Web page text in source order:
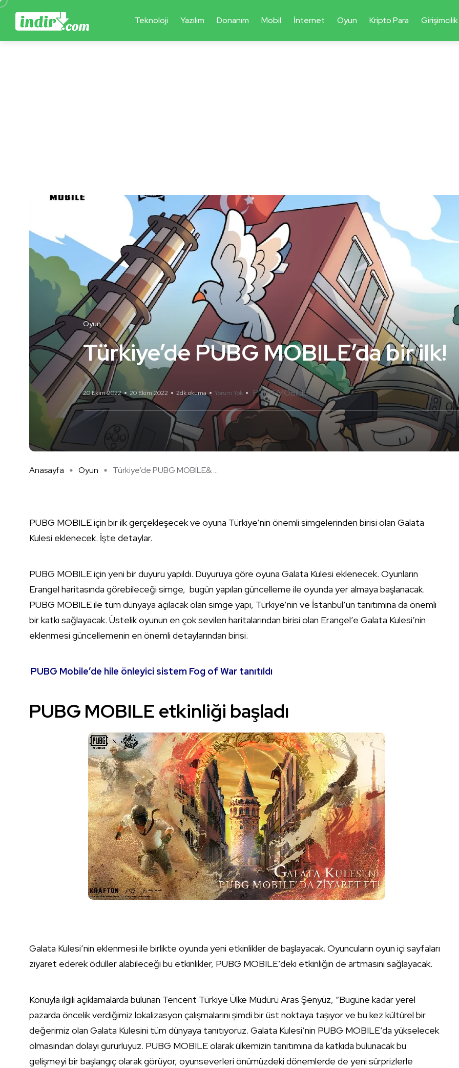
Teknoloji Yazılım Donanım Mobil İnternet Oyun Kripto Para Girişimcilik
Oyun
Türkiye’de PUBG MOBILE’da bir ilk!
20 Ekim 2022 20 Ekim 2022 2dk okuma Yorum Yok PUBG MOBILE
Anasayfa Oyun Türkiye’de PUBG MOBILE& ...
PUBG MOBILE için bir ilk gerçekleşecek ve oyuna Türkiye’nin önemli simgelerinden birisi olan Galata
Kulesi eklenecek. İşte detaylar.
PUBG MOBILE için yeni bir duyuru yapıldı. Duyuruya göre oyuna Galata Kulesi eklenecek. Oyunların
Erangel haritasında görebileceği simge, bugün yapılan güncelleme ile oyunda yer almaya başlanacak.
PUBG MOBILE ile tüm dünyaya açılacak olan simge yapı, Türkiye’nin ve İstanbul’un tanıtımına da önemli
bir katkı sağlayacak. Üstelik oyunun en çok sevilen haritalarından birisi olan Erangel’e Galata Kulesi’nin
eklenmesi güncellemenin en önemli detaylarından birisi.
PUBG Mobile’de hile önleyici sistem Fog of War tanıtıldı
PUBG MOBILE etkinliği başladı
Galata Kulesi’nin eklenmesi ile birlikte oyunda yeni etkinlikler de başlayacak. Oyuncuların oyun içi sayfaları
ziyaret ederek ödüller alabileceği bu etkinlikler, PUBG MOBILE’deki etkinliğin de artmasını sağlayacak.
Konuyla ilgili açıklamalarda bulunan Tencent Türkiye Ülke Müdürü Aras Şenyüz, “Bugüne kadar yerel
pazarda öncelik verdiğimiz lokalizasyon çalışmalarını şimdi bir üst noktaya taşıyor ve bu kez kültürel bir
değerimiz olan Galata Kulesini tüm dünyaya tanıtıyoruz. Galata Kulesi’nin PUBG MOBILE’da yükselecek
olmasından dolayı gururluyuz. PUBG MOBILE olarak ülkemizin tanıtımına da katkıda bulunacak bu
gelişmeyi bir başlangıç olarak görüyor, oyunseverleri önümüzdeki dönemlerde de yeni sürprizlerle